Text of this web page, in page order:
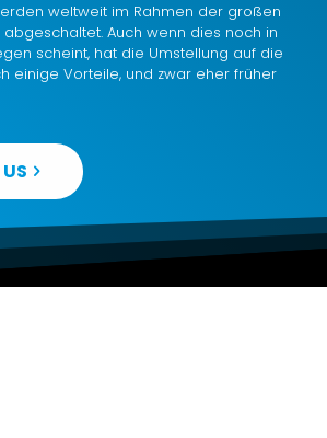
weltweit im Rahmen der großen
abgeschaltet. Auch wenn dies noch in
scheint, hat die Umstellung auf die
einige Vorteile, und zwar eher früher